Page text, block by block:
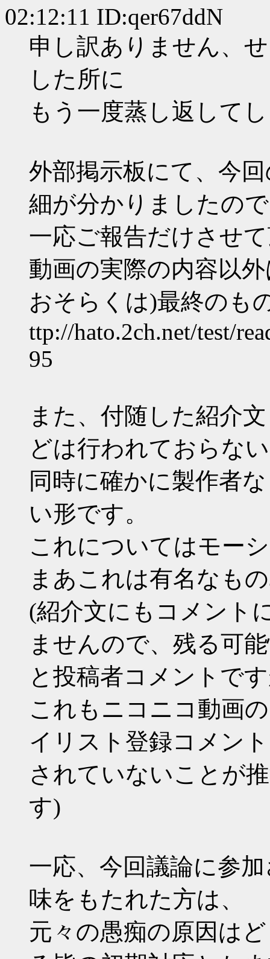
02:12:11 ID:qer67ddN
申し訳ありません、
した所に
もう一度蒸し返して
外部掲示板にて、今
細が分かりましたの
一応ご報告だけさせ
動画の実際の内容以
おそらくは)最終のも
ttp://hato.2ch.net/test/
95
また、付随した紹介
どは行われておらな
同時に確かに製作者
い形です。
これについてはモー
まあこれは有名なも
(紹介文にもコメント
ませんので、残る可
と投稿者コメントで
これもニコニコ動画
イリスト登録コメン
されていないことが
す)
一応、今回議論に参
味をもたれた方は、
元々の愚痴の原因は